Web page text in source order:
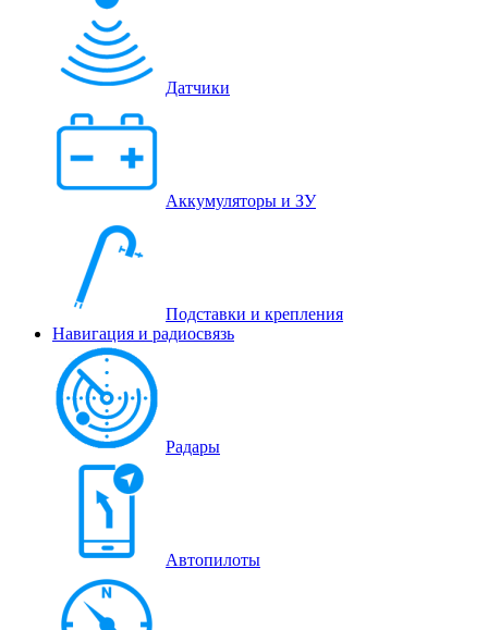
Датчики
Аккумуляторы и ЗУ
Подставки и крепления
Навигация и радиосвязь
Радары
Автопилоты